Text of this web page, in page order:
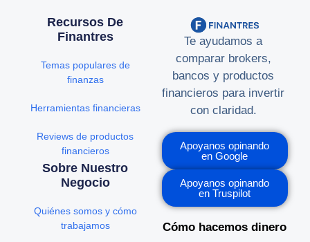
Te ayudamos a
comparar brokers,
bancos y productos
financieros para invertir
con claridad.
Apoyanos opinando
en Google
Apoyanos opinando
en Truspilot
Cómo hacemos dinero
Recursos De
Finantres
Temas populares de
finanzas
Herramientas financieras
Reviews de productos
financieros
Sobre Nuestro
Negocio
Quiénes somos y cómo
trabajamos